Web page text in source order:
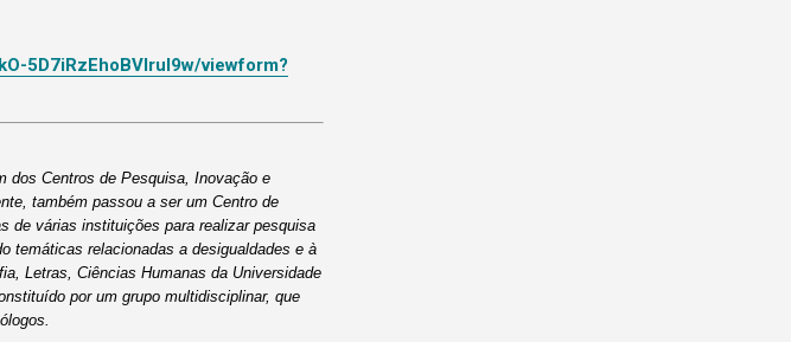
5D7iRzEhoBVIrul9w/viewform?
dos Centros de Pesquisa, Inovação e
também passou a ser um Centro de
de várias instituições para realizar pesquisa
temáticas relacionadas a desigualdades e à
Letras, Ciências Humanas da Universidade
por um grupo multidisciplinar, que